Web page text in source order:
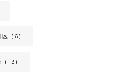
(6)
(13)